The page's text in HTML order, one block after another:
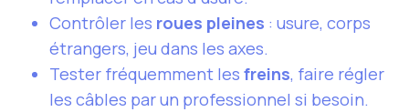
Contrôler les roues pleines : usure, corps
étrangers, jeu dans les axes.
Tester fréquemment les freins, faire régler
les câbles par un professionnel si besoin.